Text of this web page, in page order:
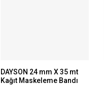
DAYSON 24 mm X 35 mt
Kağıt Maskeleme Bandı